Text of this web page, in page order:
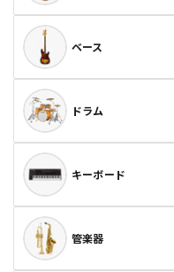
ベース
ドラム
キーボード
管楽器